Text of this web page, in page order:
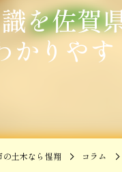
を佐賀
かりや
の土木なら惺翔 コラム